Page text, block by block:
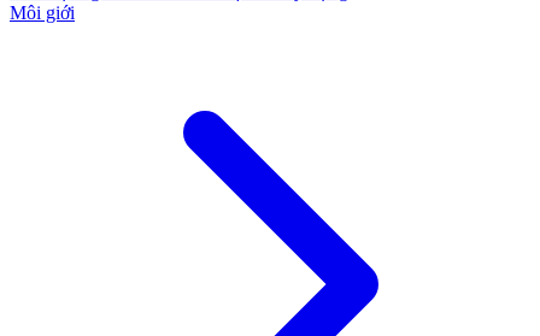
Môi giới